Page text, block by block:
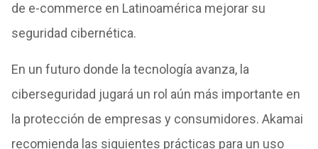
de e-commerce en Latinoamérica mejorar su
seguridad cibernética.
En un futuro donde la tecnología avanza, la
ciberseguridad jugará un rol aún más importante en
la protección de empresas y consumidores. Akamai
recomienda las siguientes prácticas para un uso